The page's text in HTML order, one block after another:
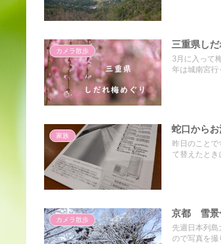
カメラ散歩
三重県し
3月に入って
年は城南宮行
家族
蛇口から
昨日のこと
て替えたとき
カメラ散歩
京都 雪景
先週日本列
ので写真を撮